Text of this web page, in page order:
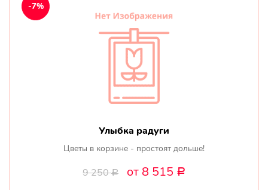
Улыбка радуги
Цветы в корзине - простоят дольше!
9 250Р от 8 515 Р
-7%